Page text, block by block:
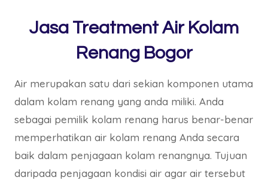
Jasa Treatment Air Kolam
Renang Bogor
Air merupakan satu dari sekian komponen utama
dalam kolam renang yang anda miliki. Anda
sebagai pemilik kolam renang harus benar-benar
memperhatikan air kolam renang Anda secara
baik dalam penjagaan kolam renangnya. Tujuan
daripada penjagaan kondisi air agar air tersebut